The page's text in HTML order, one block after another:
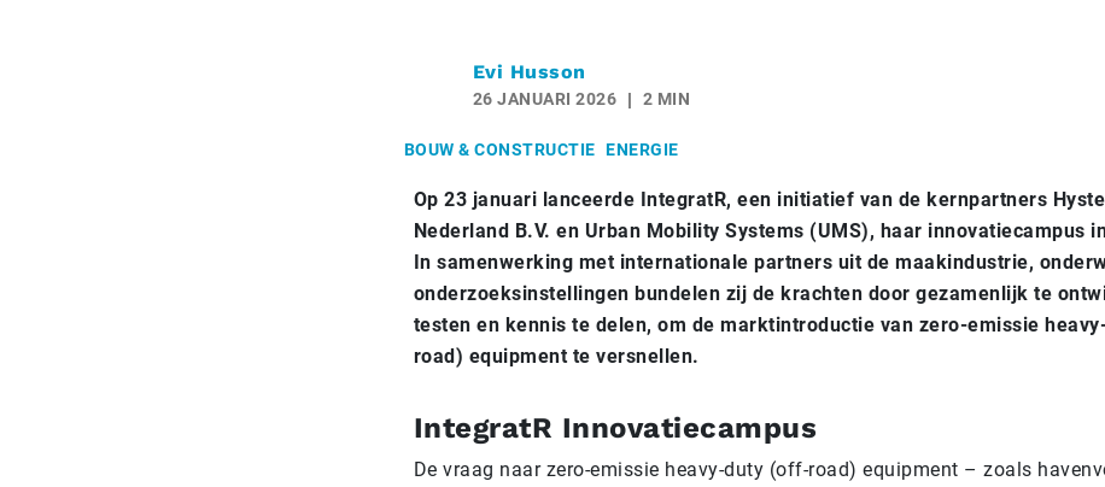
Evi Husson
26 JANUARI 2026 2 MIN
BOUW & CONSTRUCTIE ENERGIE
Op 23 januari lanceerde IntegratR, een initiatief van de kernpartners
Nederland B.V. en Urban Mobility Systems (UMS), haar innovatiecampus
In samenwerking met internationale partners uit de maakindustrie,
onderzoeksinstellingen bundelen zij de krachten door gezamenlijk te
testen en kennis te delen, om de marktintroductie van zero-emissie
road) equipment te versnellen.
IntegratR Innovatiecampus
De vraag naar zero-emissie heavy-duty (off-road) equipment – zoals